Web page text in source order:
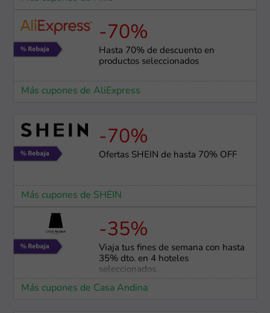
-70%
Hasta 70% de descuento en
productos seleccionados
Más cupones de AliExpress
-70%
Ofertas SHEIN de hasta 70% OFF
Más cupones de SHEIN
-35%
Viaja tus fines de semana con hasta
35% dto. en 4 hoteles
seleccionados.
Más cupones de Casa Andina